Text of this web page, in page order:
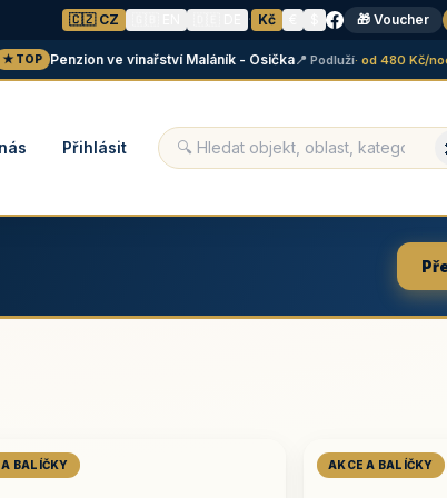
🇨🇿 CZ · Kč 🎁 Voucher
Penzion ve vinařství Maláník - Osička📍 Podluží· od 480 Kč/noc
Přihlásit
BALÍČKY AKCE A BALÍČKY